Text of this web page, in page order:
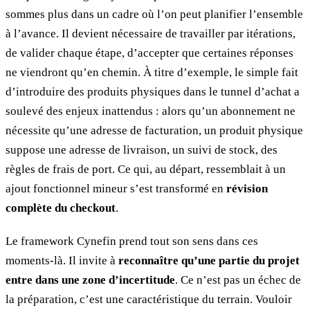
sommes plus dans un cadre où l’on peut planifier l’ensemble
à l’avance. Il devient nécessaire de travailler par itérations,
de valider chaque étape, d’accepter que certaines réponses
ne viendront qu’en chemin. À titre d’exemple, le simple fait
d’introduire des produits physiques dans le tunnel d’achat a
soulevé des enjeux inattendus : alors qu’un abonnement ne
nécessite qu’une adresse de facturation, un produit physique
suppose une adresse de livraison, un suivi de stock, des
règles de frais de port. Ce qui, au départ, ressemblait à un
ajout fonctionnel mineur s’est transformé en révision
complète du checkout.
Le framework Cynefin prend tout son sens dans ces
moments-là. Il invite à reconnaître qu’une partie du projet
entre dans une zone d’incertitude. Ce n’est pas un échec de
la préparation, c’est une caractéristique du terrain. Vouloir